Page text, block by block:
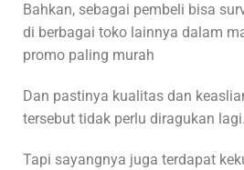
Bahkan, sebagai pembeli bisa
di berbagai toko lainnya dalam
promo paling murah
Dan pastinya kualitas dan
tersebut tidak perlu diragukan lagi.
Tapi sayangnya juga terdapat